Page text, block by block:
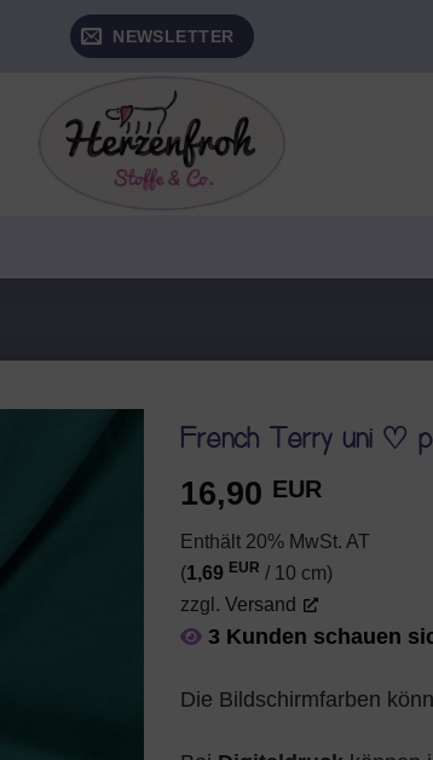
NEWSLETTER
French Terry uni ♡
16,90 EUR
Enthält 20% MwSt. AT
(1,69 EUR / 10 cm)
zzgl. Versand
3 Kunden schauen
Die Bildschirmfarben